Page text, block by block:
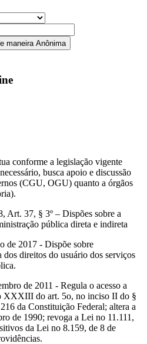
maneira Anônima
conforme a legislação vigente
busca apoio e discussão
(CGU, OGU) quanto a órgãos
Art. 37, § 3º – Dispões sobre a
pública direta e indireta
de 2017 - Dispõe sobre
dos direitos do usuário dos serviços
de 2011 - Regula o acesso a
XXXIII do art. 5o, no inciso II do §
da Constituição Federal; altera a
de 1990; revoga a Lei no 11.111,
da Lei no 8.159, de 8 de